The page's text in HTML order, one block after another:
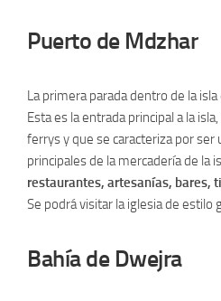
Puerto de Mdzhar
La primera parada dentro de la isla
Esta es la entrada principal a la
ferrys y que se caracteriza por ser
principales de la mercadería de la
restaurantes, artesanías, bares,
Se podrá visitar la iglesia de estilo
Bahía de Dwejra